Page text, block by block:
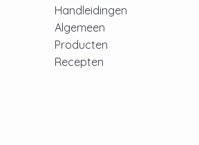
Handleidingen
Algemeen
Producten
Recepten